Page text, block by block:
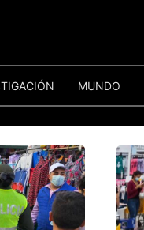
MUNDO